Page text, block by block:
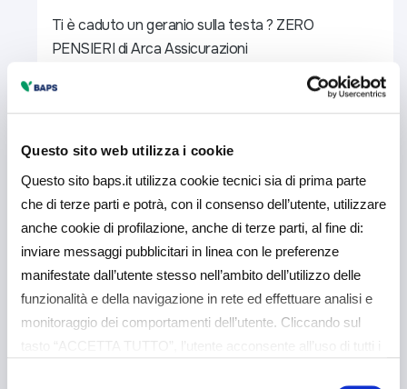
Questo sito web utilizza i cookie
Questo sito baps.it utilizza cookie tecnici sia di prima parte
che di terze parti e potrà, con il consenso dell’utente, utilizzare
anche cookie di profilazione, anche di terze parti, al fine di:
inviare messaggi pubblicitari in linea con le preferenze
manifestate dall’utente stesso nell’ambito dell’utilizzo delle
funzionalità e della navigazione in rete ed effettuare analisi e
monitoraggio dei comportamenti dell’utente. Cliccando sul
Ti è caduto un geranio sulla testa ? ZERO
PENSIERI di Arca Assicurazioni
Completezza
Leggi Tutto